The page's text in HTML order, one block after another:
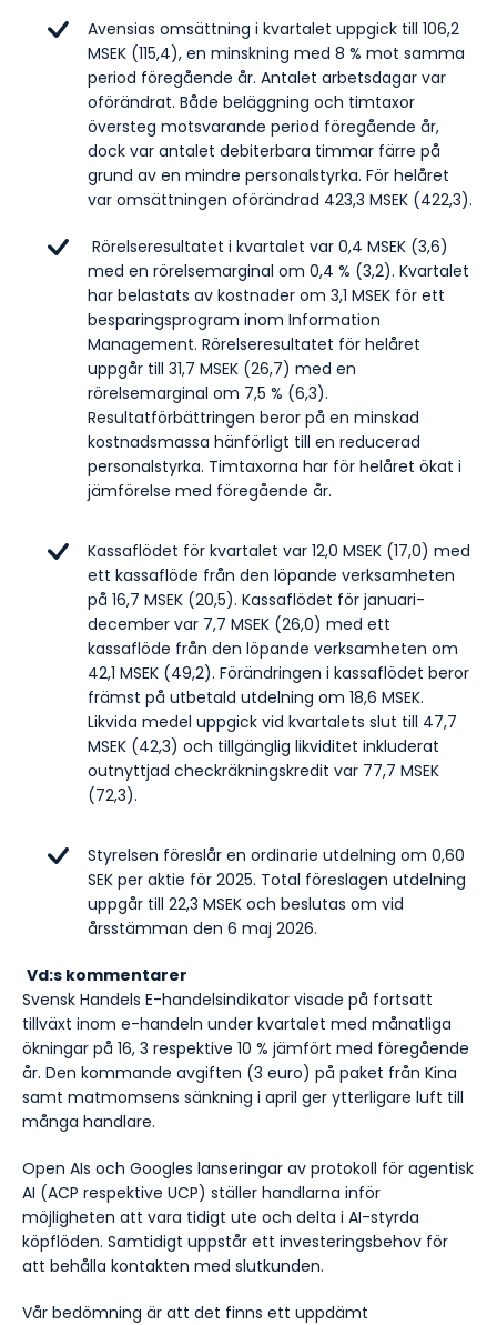
Avensias omsättning i kvartalet uppgick till 106,2
MSEK (115,4), en minskning med 8 % mot samma
period föregående år. Antalet arbetsdagar var
oförändrat. Både beläggning och timtaxor
översteg motsvarande period föregående år,
dock var antalet debiterbara timmar färre på
grund av en mindre personalstyrka. För helåret
var omsättningen oförändrad 423,3 MSEK (422,3).
Rörelseresultatet i kvartalet var 0,4 MSEK (3,6)
med en rörelsemarginal om 0,4 % (3,2). Kvartalet
har belastats av kostnader om 3,1 MSEK för ett
besparingsprogram inom Information
Management. Rörelseresultatet för helåret
uppgår till 31,7 MSEK (26,7) med en
rörelsemarginal om 7,5 % (6,3).
Resultatförbättringen beror på en minskad
kostnadsmassa hänförligt till en reducerad
personalstyrka. Timtaxorna har för helåret ökat i
jämförelse med föregående år.
Kassaflödet för kvartalet var 12,0 MSEK (17,0) med
ett kassaflöde från den löpande verksamheten
på 16,7 MSEK (20,5). Kassaflödet för januari-
december var 7,7 MSEK (26,0) med ett
kassaflöde från den löpande verksamheten om
42,1 MSEK (49,2). Förändringen i kassaflödet beror
främst på utbetald utdelning om 18,6 MSEK.
Likvida medel uppgick vid kvartalets slut till 47,7
MSEK (42,3) och tillgänglig likviditet inkluderat
outnyttjad checkräkningskredit var 77,7 MSEK
(72,3).
Styrelsen föreslår en ordinarie utdelning om 0,60
SEK per aktie för 2025. Total föreslagen utdelning
uppgår till 22,3 MSEK och beslutas om vid
årsstämman den 6 maj 2026.
Vd:s kommentarer
Svensk Handels E-handelsindikator visade på fortsatt
tillväxt inom e-handeln under kvartalet med månatliga
ökningar på 16, 3 respektive 10 % jämfört med föregående
år. Den kommande avgiften (3 euro) på paket från Kina
samt matmomsens sänkning i april ger ytterligare luft till
många handlare.
Open AIs och Googles lanseringar av protokoll för agentisk
AI (ACP respektive UCP) ställer handlarna inför
möjligheten att vara tidigt ute och delta i AI-styrda
köpflöden. Samtidigt uppstår ett investeringsbehov för
att behålla kontakten med slutkunden.
Vår bedömning är att det finns ett uppdämt